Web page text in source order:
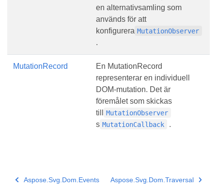
en alternativsamling som
används för att
konfigurera MutationObserver
.
MutationRecord
En MutationRecord
representerar en individuell
DOM-mutation. Det är
föremålet som skickas
till
MutationObserver
s MutationCallback .
Aspose.Svg.Dom.Events Aspose.Svg.Dom.Traversal